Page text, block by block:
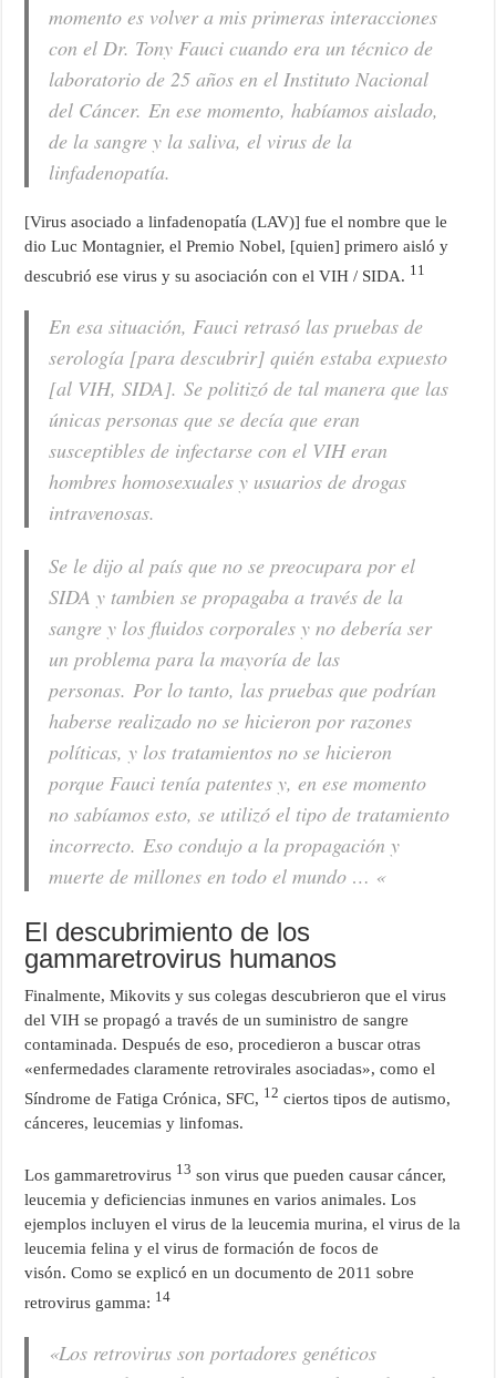
momento es volver a mis primeras interacciones
con el Dr. Tony Fauci cuando era un técnico de
laboratorio de 25 años en el Instituto Nacional
del Cáncer. En ese momento, habíamos aislado,
de la sangre y la saliva, el virus de la
linfadenopatía.
[Virus asociado a linfadenopatía (LAV)] fue el nombre que le
dio Luc Montagnier, el Premio Nobel, [quien] primero aisló y
descubrió ese virus y su asociación con el VIH / SIDA. 11
En esa situación, Fauci retrasó las pruebas de
serología [para descubrir] quién estaba expuesto
[al VIH, SIDA]. Se politizó de tal manera que las
únicas personas que se decía que eran
susceptibles de infectarse con el VIH eran
hombres homosexuales y usuarios de drogas
intravenosas.
Se le dijo al país que no se preocupara por el
SIDA y tambien se propagaba a través de la
sangre y los fluidos corporales y no debería ser
un problema para la mayoría de las
personas. Por lo tanto, las pruebas que podrían
haberse realizado no se hicieron por razones
políticas, y los tratamientos no se hicieron
porque Fauci tenía patentes y, en ese momento
no sabíamos esto, se utilizó el tipo de tratamiento
incorrecto. Eso condujo a la propagación y
muerte de millones en todo el mundo … «
El descubrimiento de los
gammaretrovirus humanos
Finalmente, Mikovits y sus colegas descubrieron que el virus
del VIH se propagó a través de un suministro de sangre
contaminada. Después de eso, procedieron a buscar otras
«enfermedades claramente retrovirales asociadas», como el
Síndrome de Fatiga Crónica, SFC, 12 ciertos tipos de autismo,
cánceres, leucemias y linfomas.
Los gammaretrovirus 13 son virus que pueden causar cáncer,
leucemia y deficiencias inmunes en varios animales. Los
ejemplos incluyen el virus de la leucemia murina, el virus de la
leucemia felina y el virus de formación de focos de
visón. Como se explicó en un documento de 2011 sobre
retrovirus gamma: 14
«Los retrovirus son portadores genéticos